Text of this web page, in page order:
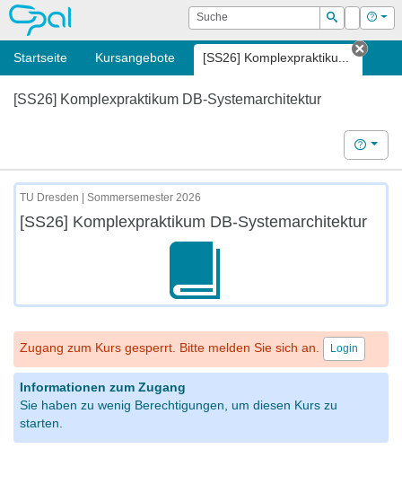
OPAL Suche
Suchen
Login Hilfe
Startseite Kursangebote [SS26] Komplexpraktiku...
Tab
[SS26] Komplexpraktikum DB-Systemarchitektur
Hilfe
TU Dresden | Sommersemester 2026
[SS26] Komplexpraktikum DB-Systemarchitektur
Zugang zum Kurs gesperrt. Bitte melden Sie sich an. Login
Informationen zum Zugang
Sie haben zu wenig Berechtigungen, um diesen Kurs zu
starten.